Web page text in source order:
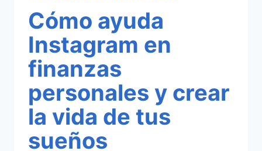
Cómo ayuda
Instagram en
finanzas
personales y crear
la vida de tus
sueños